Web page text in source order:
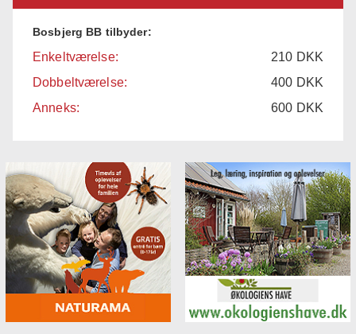
Bosbjerg BB tilbyder:
Enkeltværelse: 210 DKK
Dobbeltværelse:
400 DKK
Anneks:
600 DKK